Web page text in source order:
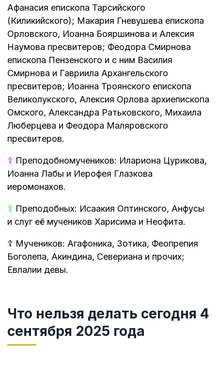
Афанасия епископа Тарсийского
(Киликийского); Макария Гневушева епископа
Орловского, Иоанна Бояршинова и Алексия
Наумова пресвитеров; Феодора Смирнова
епископа Пензенского и с ним Василия
Смирнова и Гавриила Архангельского
пресвитеров; Иоанна Троянского епископа
Великолукского, Алексия Орлова архиепископа
Омского, Александра Ратьковского, Михаила
Люберцева и Феодора Маляровского
пресвитеров.
☦ Преподобномучеников: Илариона Цурикова,
Иоанна Лабы и Иерофея Глазкова
иеромонахов.
☦ Преподобных: Исаакия Оптинского, Анфусы
и слуг её мучеников Харисима и Неофита.
☦ Мучеников: Агафоника, Зотика, Феопрепия
Боголепа, Акиндина, Севериана и прочих;
Евлалии девы.
Что нельзя делать сегодня 4
сентября 2025 года